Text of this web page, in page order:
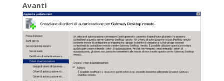
Avanti